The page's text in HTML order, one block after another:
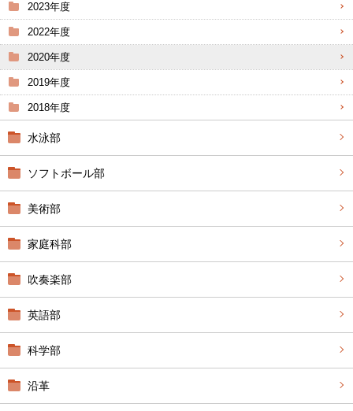
2023年度
2022年度
2020年度
2019年度
2018年度
水泳部
ソフトボール部
美術部
家庭科部
吹奏楽部
英語部
科学部
沿革